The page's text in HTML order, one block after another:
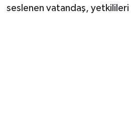
seslenen vatandaş, yetkilileri